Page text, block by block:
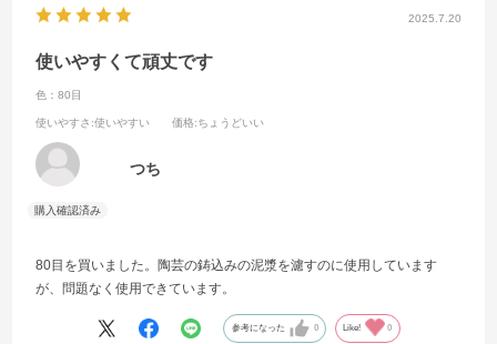
2025.7.20
使いやすくて頑丈です
色：80目
使いやすさ :使いやすい 価格:ちょうどいい
つち
80目を買いました。陶芸の鋳込みの泥漿を濾すのに使用しています
が、問題なく使用できています。
参考になった 0 Like! 0